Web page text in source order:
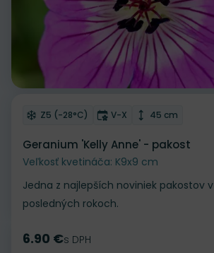
Odober do zoznamu želaní
Mrazuvzdornosť
Z5 (-28°C) Doba kvitnutia
V-X Výška rastliny
45 cm
Geranium 'Kelly Anne' - pakost
Veľkosť kvetináča: K9x9 cm
Jedna z najlepších noviniek pakostov v
posledných rokoch.
Cena
6.90 €s DPH